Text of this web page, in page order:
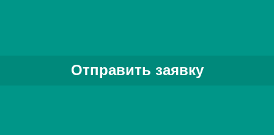
Задать вопрос специалисту